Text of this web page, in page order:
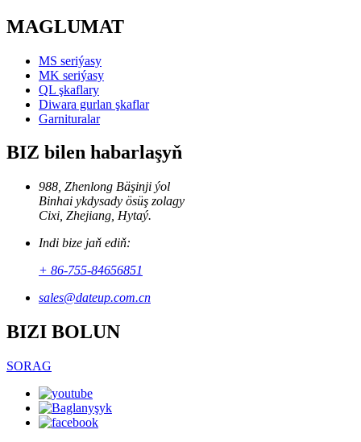
MAGLUMAT
MS seriýasy
MK seriýasy
QL şkaflary
Diwara gurlan şkaflar
Garnituralar
BIZ bilen habarlaşyň
988, Zhenlong Bäşinji ýol
Binhai ykdysady ösüş zolagy
Cixi, Zhejiang, Hytaý.
Indi bize jaň ediň:
+ 86-755-84656851
sales@dateup.com.cn
BIZI BOLUN
SORAG